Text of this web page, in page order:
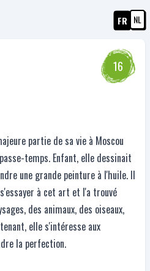
FR NL
16
partie de sa vie à Moscou
temps. Enfant, elle dessinait
une grande peinture à l'huile. Il
à cet art et l'a trouvé
des animaux, des oiseaux,
elle s'intéresse aux
la perfection.